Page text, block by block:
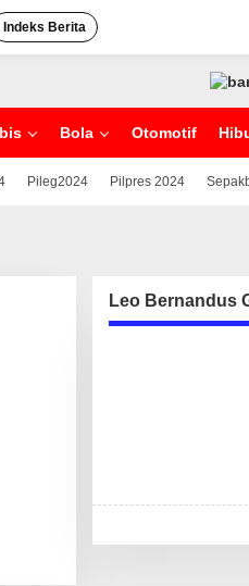
Indeks Berita
Bola Otomotif
Pileg2024 Pilpres 2024
Leo Bernandus